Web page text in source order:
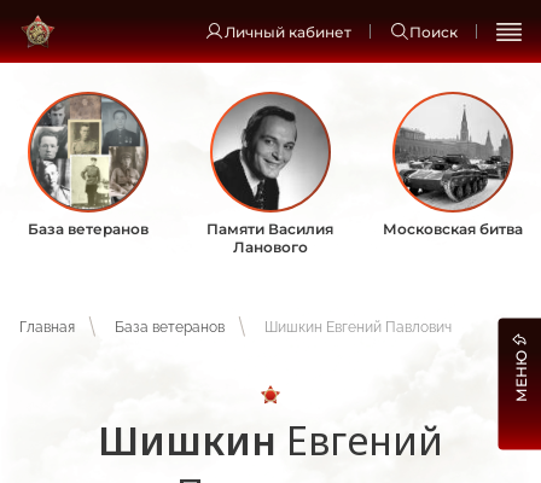
Личный кабинет Поиск
База ветеранов
Памяти Василия
Ланового
Московская битва
Главная База ветеранов Шишкин Евгений Павлович
Шишкин Евгений
МЕНЮ